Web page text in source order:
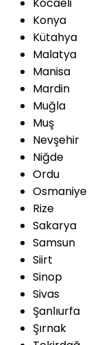
Konya
Kütahya
Malatya
Manisa
Mardin
Muğla
Muş
Nevşehir
Niğde
Ordu
Osmaniye
Rize
Sakarya
Samsun
Siirt
Sinop
Sivas
Şanlıurfa
Şırnak